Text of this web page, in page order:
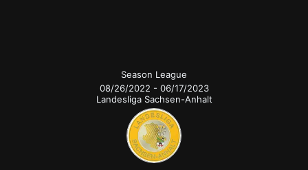
Season League
08/26/2022 - 06/17/2023
Landesliga Sachsen-Anhalt